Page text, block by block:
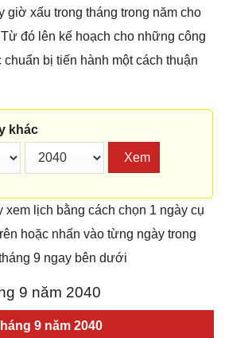
giờ xấu trong tháng trong năm cho
đó lên kế hoạch cho những công
bị tiến hành một cách thuận
khác
Xem
xem lịch bằng cách chọn 1 ngày cụ
hoặc nhấn vào từng ngày trong
9 ngay bên dưới
9 năm 2040
9 năm 2040